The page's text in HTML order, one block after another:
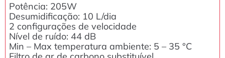
Potência: 205W
Desumidificação: 10 L/dia
2 configurações de velocidade
Nível de ruído: 44 dB
Min – Max temperatura ambiente: 5 – 35 °C